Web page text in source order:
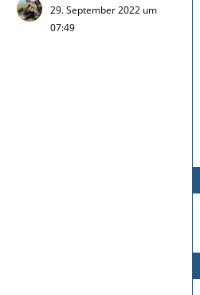
29. September 2022 um
07:49